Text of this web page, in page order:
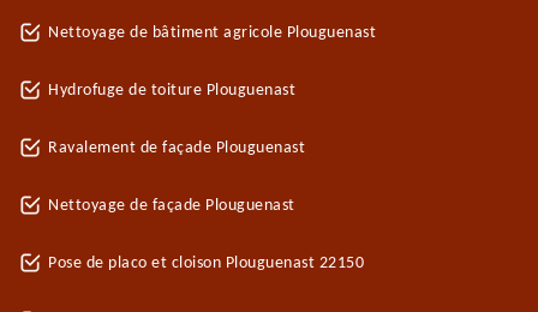
Nettoyage de bâtiment agricole Plouguenast
Hydrofuge de toiture Plouguenast
Ravalement de façade Plouguenast
Nettoyage de façade Plouguenast
Pose de placo et cloison Plouguenast 22150